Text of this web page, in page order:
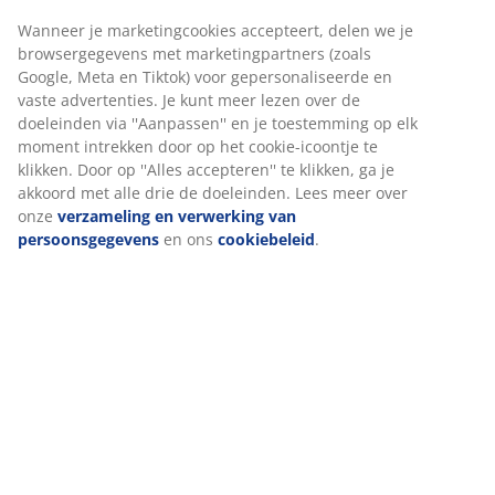
Artikelnummer: 3670446
Montage-instructies
Specificaties
Beoordelingen
Wanneer je marketingcookies accepteert, delen we je
browsergegevens met marketingpartners (zoals
Google, Meta en Tiktok) voor gepersonaliseerde en
vaste advertenties. Je kunt meer lezen over de
doeleinden via ''Aanpassen'' en je toestemming op elk
moment intrekken door op het cookie-icoontje te
klikken. Door op ''Alles accepteren'' te klikken, ga je
akkoord met alle drie de doeleinden. Lees meer over
onze verzameling en verwerking van
persoonsgegevens en ons cookiebeleid.